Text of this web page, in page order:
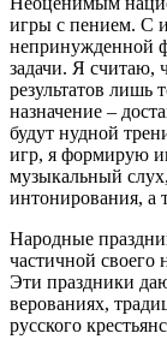
игры с пением. С
непринужденной
задачи. Я считаю,
результатов лишь
назначение –
будут нудной
игр, я формирую
музыкальный
интонирования, а
Народные
частичной своего
Эти праздники
верованиях,
русского